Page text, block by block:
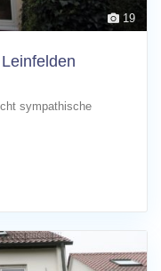
19
sympathische